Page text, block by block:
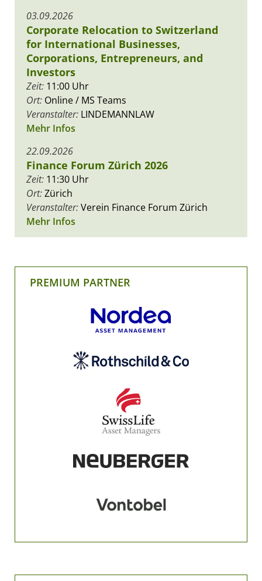
03.09.2026
Corporate Relocation to Switzerland
for International Businesses,
Corporations, Entrepreneurs, and
Investors
Zeit: 11:00 Uhr
Ort: Online / MS Teams
Veranstalter: LINDEMANNLAW
Mehr Infos
22.09.2026
Finance Forum Zürich 2026
Zeit: 11:30 Uhr
Ort:Zürich
Veranstalter:Verein Finance Forum Zürich
Mehr Infos
PREMIUM PARTNER